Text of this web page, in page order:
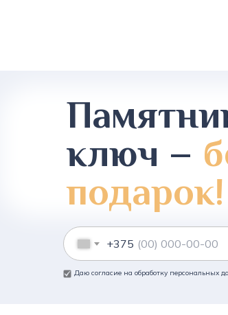
ключ –
подарок!
+375
Даю согласие на обработку персональных